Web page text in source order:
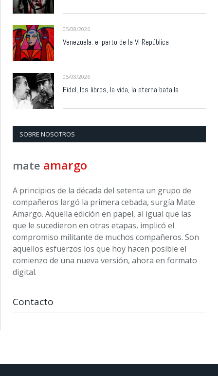
05/08/2026
Venezuela: el parto de la VI República
05/08/2026
Fidel, los libros, la vida, la eterna batalla
SOBRE NOSOTROS
mate amargo
A principios de la década del setenta un grupo de
compañeros largó la primera cebada, surgía Mate
Amargo. Aquella edición en papel, al igual que las
que le sucedieron en otras etapas, implicó el
compromiso militante de muchos compañeros. Son
aquellos esfuerzos los que hoy hacen posible el
comienzo de una nueva versión, ahora en formato
digital.
Contacto